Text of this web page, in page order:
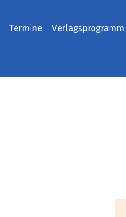
Termine
Verlagsprogramm